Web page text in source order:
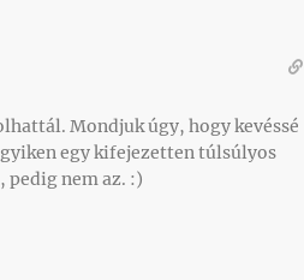
Mondjuk úgy, hogy kevéssé
egy kifejezetten túlsúlyos
pedig nem az. :)